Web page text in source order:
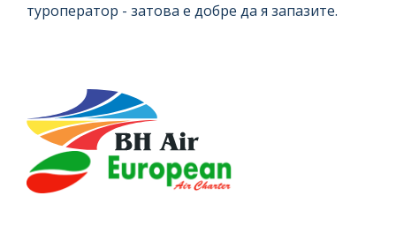
туроператор - затова е добре да я запазите.